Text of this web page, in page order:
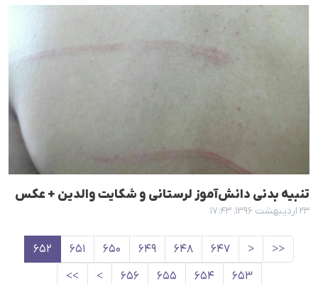
تنبیە بدنی دانش‌آموز لرستانی و شکایت والدین + عکس
۲۳ اردیبهشت ۱۳۹۶، ۱۷:۴۳
<<
< ۶۴۷ ۶۴۸ ۶۴۹ ۶۵۰ ۶۵۱
۶۵۲
۶۵۳
۶۵۴ ۶۵۵ ۶۵۶ >
>>